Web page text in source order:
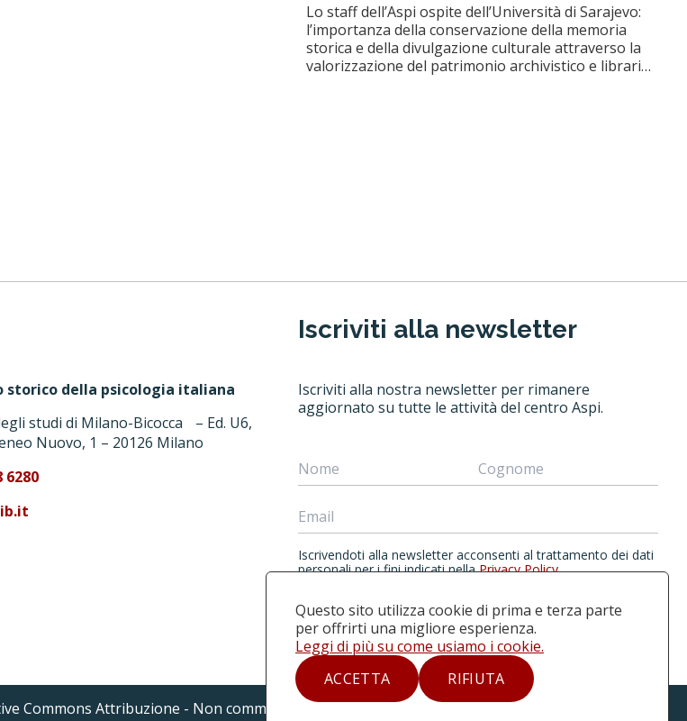
Lo staff dell’Aspi ospite dell’Università di Sarajevo:
l’importanza della conservazione della memoria
storica e della divulgazione culturale attraverso la
valorizzazione del patrimonio archivistico e librario.
storico della psicologia italiana
studi di Milano-Bicocca – Ed. U6,
Nuovo, 1 – 20126 Milano
6280
Iscriviti alla newsletter
Iscriviti alla nostra newsletter per rimanere
aggiornato su tutte le attività del centro Aspi.
Iscrivendoti alla newsletter acconsenti al trattamento dei dati
personali per i fini indicati nellaPrivacy Policy.
ISCRIVITI ALLA NEWSLETTER
Commons Attribuzione - Non commerciale - Non opere derivate
Questo sito utilizza cookie di prima e terza parte
per offrirti una migliore esperienza.
Leggi di più su come usiamo i cookie.
ACCETTA
RIFIUTA